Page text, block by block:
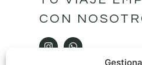
CON